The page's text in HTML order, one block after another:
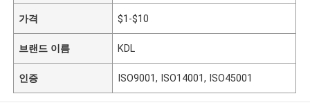
가격 $1-$10
브랜드 이름 KDL
인증 ISO9001, ISO14001, ISO45001